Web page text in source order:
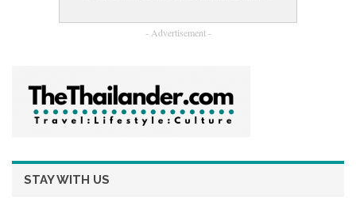
- Advertisement -
STAY WITH US